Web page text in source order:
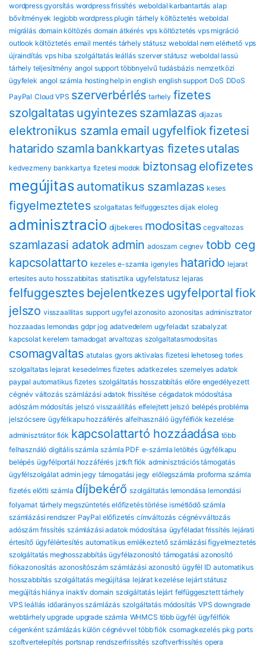
wordpress gyorsítás wordpress frissítés weboldal karbantartás alap
bővítmények legjobb wordpress plugin tárhely költöztetés weboldal
migrálás domain költözés domain átkérés vps költöztetés vps migráció
outlook költöztetés email mentés tárhely státusz weboldal nem elérhető vps
újraindítás vps hiba szolgáltatás leállás szerver státusz weboldal lassú
tárhely teljesítmény angol support többnyelvű tudásbázis nemzetközi
ügyfelek angol számla hosting help in english english support DoS DDoS
PayPal Cloud VPS szerverbérlés tarhely fizetes
szolgaltatas ugyintezes szamlazas dijazas
elektronikus szamla email ugyfelfiok fizetesi
hatarido szamla bankkartyas fizetesutalas
kedvezmeny bankkartya fizetesi modok biztonsag eloﬁzetes
megújitas automatikus szamlazas keses
figyelmeztetes szolgaltatas felfuggesztes dijak eloleg
adminisztracio dijbekeres modositas cegvaltozas
szamlazasi adatok admin adoszam cegnev tobb ceg
kapcsolattarto kezeles e-szamla igenyles hatarido lejarat
ertesites auto hosszabbitas statisztika ugyfelstatusz lejaras
felfuggesztes bejelentkezes ugyfelportalfiok
jelszo visszaallitas support ugyfel azonosito azonositas adminisztrator
hozzaadas lemondas gdpr jog adatvedelem ugyfeladat szabalyzat
kapcsolat kerelem tamadogat arvaltozas szolgaltatasmodositas
csomagvaltas atutalas gyors aktivalas fizetesi lehetoseg torles
szolgaltatas lejarat kesedelmes fizetes adatkezeles szemelyes adatok
paypal automatikus fizetes szolgáltatás hosszabbítás előre engedélyezett
cégnév változás számlázási adatok frissítése cégadatok módosítása
adószám módosítás jelszó visszaállítás elfelejtett jelszó belépés probléma
jelszócsere ügyfélkapu hozzáférés alfelhasználó ügyfélfiók kezelése
adminisztrátor fiók kapcsolattartó hozzáadása több
felhasználó digitális számla számla PDF e-számla letöltés ügyfélkapu
belépés ügyfélportál hozzáférés jztkft fiók adminisztrációs támogatás
ügyfélszolgálat admin jegy támogatási jegy előlegszámla proforma számla
fizetés előtti számla díjbekérő szolgáltatás lemondása lemondási
folyamat tárhely megszüntetés előfizetés törlése ismétlődő számla
számlázási rendszer PayPal előfizetés címváltozás cégnévváltozás
adószám frissítés számlázási adatok módosítása ügyféladat frissítés lejárati
értesítő ügyfélértesítés automatikus emlékeztető számlázási figyelmeztetés
szolgáltatás meghosszabbítás ügyfélazonosító támogatási azonosító
fiókazonosítás azonosítószám számlázási azonosító ügyfél ID automatikus
hosszabbítás szolgáltatás megújítása lejárat kezelése lejárt státusz
megújítás hiánya inaktív domain szolgáltatás lejárt felfüggesztett tárhely
VPS leállás időarányos számlázás szolgáltatás módosítás VPS downgrade
webtárhely upgrade upgrade számla WHMCS több ügyfél ügyfélfiók
cégenként számlázás külön cégnévvel több fiók csomagkezelés pkg ports
szoftvertelepítés portsnap rendszerfrissítés szoftverfrissítés opera